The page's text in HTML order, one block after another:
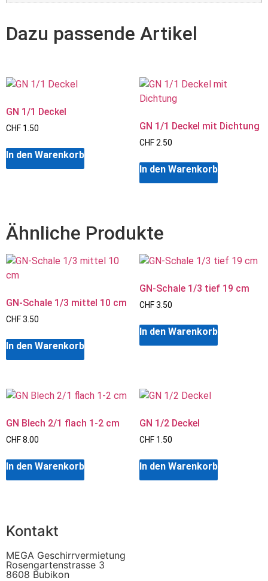
GN 1/1 Deckel
CHF 1.50
In den Warenkorb
GN 1/1 Deckel mit Dichtung
CHF2.50
In den Warenkorb
Ähnliche Produkte
GN-Schale 1/3 mittel 10 cm
CHF3.50
In den Warenkorb
GN-Schale 1/3 tief 19 cm
CHF3.50
In den Warenkorb
GN Blech 2/1 flach 1-2 cm
CHF8.00
In den Warenkorb
GN 1/2 Deckel
CHF1.50
In den Warenkorb
Kontakt
MEGA Geschirrvermietung
Rosengartenstrasse 3
8608 Bubikon